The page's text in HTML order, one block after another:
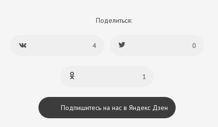
Поделиться:
4 0
1
Подпишитесь на нас в Яндекс Дзен